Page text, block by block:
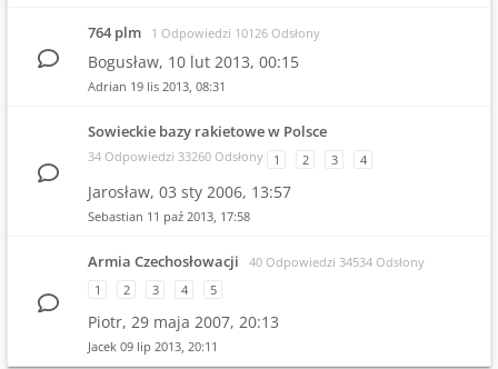
764 plm 1 Odpowiedzi 10126 Odsłony
Bogusław, 10 lut 2013, 00:15
Adrian 19 lis 2013, 08:31
Sowieckie bazy rakietowe w Polsce
34 Odpowiedzi 33260 Odsłony 1 2 3 4
Jarosław, 03 sty 2006, 13:57
Sebastian 11 paź 2013, 17:58
Armia Czechosłowacji
40 Odpowiedzi 34534 Odsłony
1
2 3 4 5
Piotr, 29 maja 2007, 20:13
Jacek 09 lip 2013, 20:11